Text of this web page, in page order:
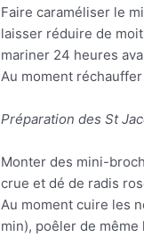
Faire caraméliser le
laisser réduire de
mariner 24 heures
Au moment
Préparation des St
Monter des mini-
crue et dé de radis
Au moment cuire les
min), poêler de